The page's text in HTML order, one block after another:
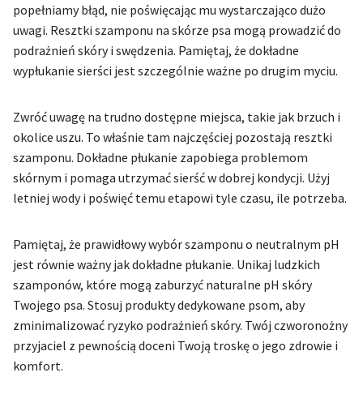
popełniamy błąd, nie poświęcając mu wystarczająco dużo
uwagi. Resztki szamponu na skórze psa mogą prowadzić do
podrażnień skóry i swędzenia. Pamiętaj, że dokładne
wypłukanie sierści jest szczególnie ważne po drugim myciu.
Zwróć uwagę na trudno dostępne miejsca, takie jak brzuch i
okolice uszu. To właśnie tam najczęściej pozostają resztki
szamponu. Dokładne płukanie zapobiega problemom
skórnym i pomaga utrzymać sierść w dobrej kondycji. Użyj
letniej wody i poświęć temu etapowi tyle czasu, ile potrzeba.
Pamiętaj, że prawidłowy wybór szamponu o neutralnym pH
jest równie ważny jak dokładne płukanie. Unikaj ludzkich
szamponów, które mogą zaburzyć naturalne pH skóry
Twojego psa. Stosuj produkty dedykowane psom, aby
zminimalizować ryzyko podrażnień skóry. Twój czworonożny
przyjaciel z pewnością doceni Twoją troskę o jego zdrowie i
komfort.